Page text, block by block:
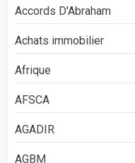
Accords D'Abraham
Achats immobilier
Afrique
AFSCA
AGADIR
AGBM